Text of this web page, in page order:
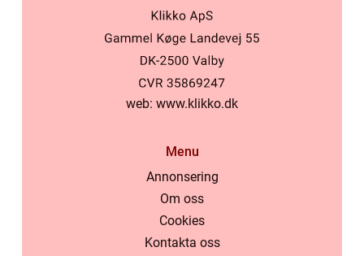
web: www.klikko.dk
Menu
Annonsering
Om oss
Cookies
Kontakta oss